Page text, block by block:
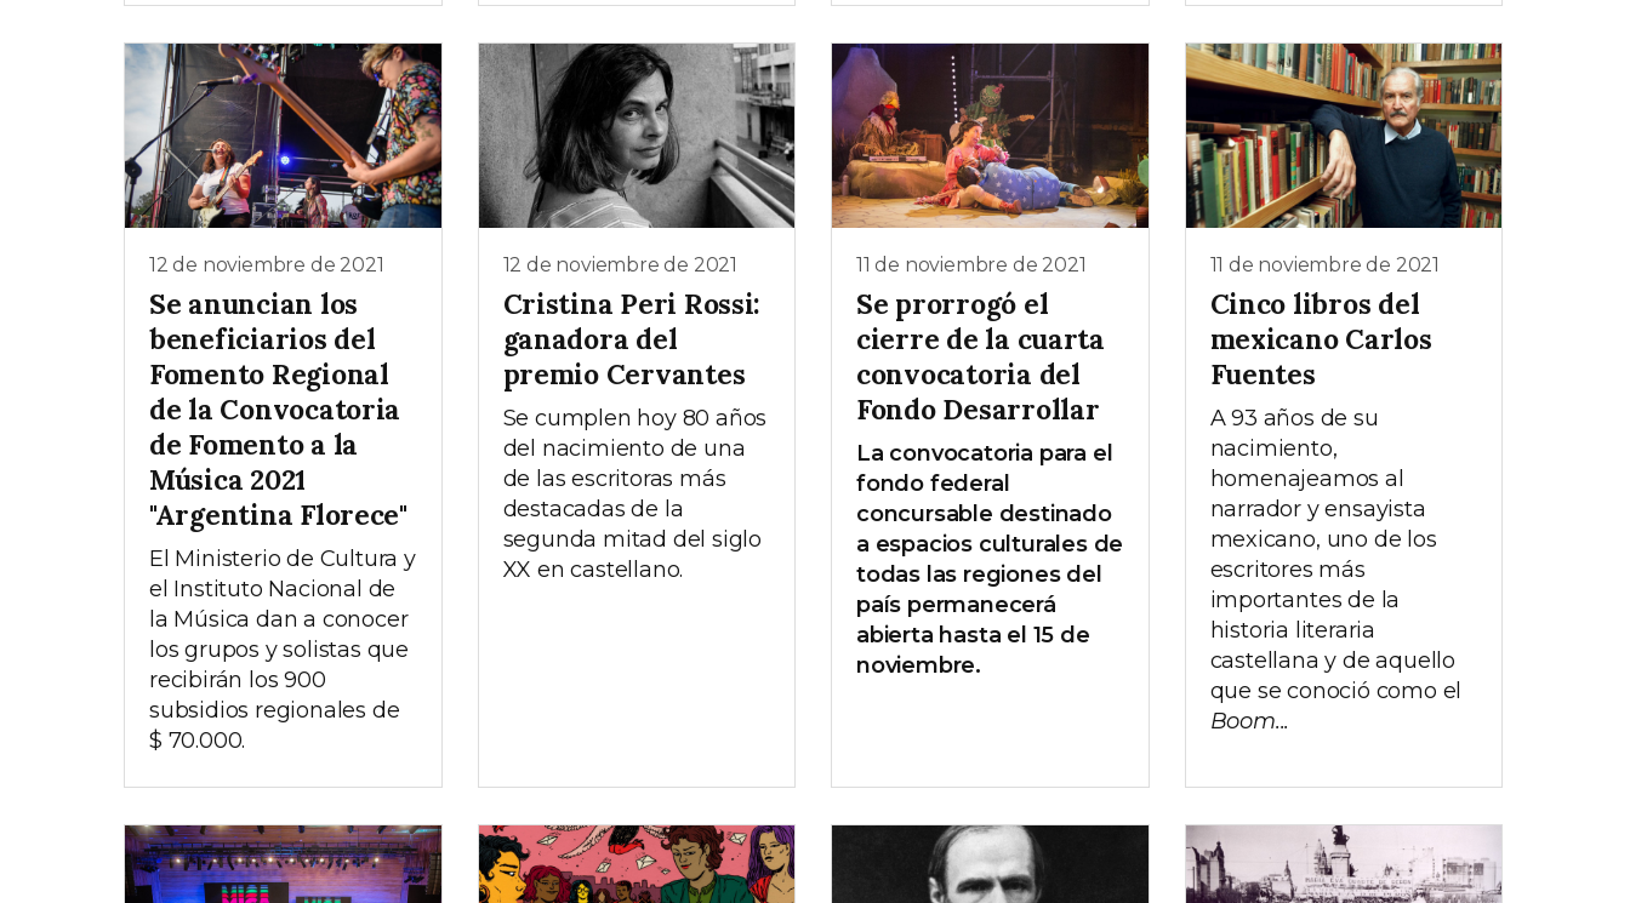
12 de noviembre de 2021
Se anuncian los
beneficiarios del
Fomento Regional
de la Convocatoria
de Fomento a la
Música 2021
"Argentina Florece"
El Ministerio de Cultura y
el Instituto Nacional de
la Música dan a conocer
los grupos y solistas que
recibirán los 900
subsidios regionales de
$ 70.000.
12 de noviembre de 2021
Cristina Peri Rossi:
ganadora del
premio Cervantes
Se cumplen hoy 80 años
del nacimiento de una
de las escritoras más
destacadas de la
segunda mitad del siglo
XX en castellano.
11 de noviembre de 2021
Se prorrogó el
cierre de la cuarta
convocatoria del
Fondo Desarrollar
La convocatoria para el
fondo federal
concursable destinado
a espacios culturales de
todas las regiones del
país permanecerá
abierta hasta el 15 de
noviembre.
11 de noviembre de 2021
Cinco libros del
mexicano Carlos
Fuentes
A 93 años de su
nacimiento,
homenajeamos al
narrador y ensayista
mexicano, uno de los
escritores más
importantes de la
historia literaria
castellana y de aquello
que se conoció como el
Boom...